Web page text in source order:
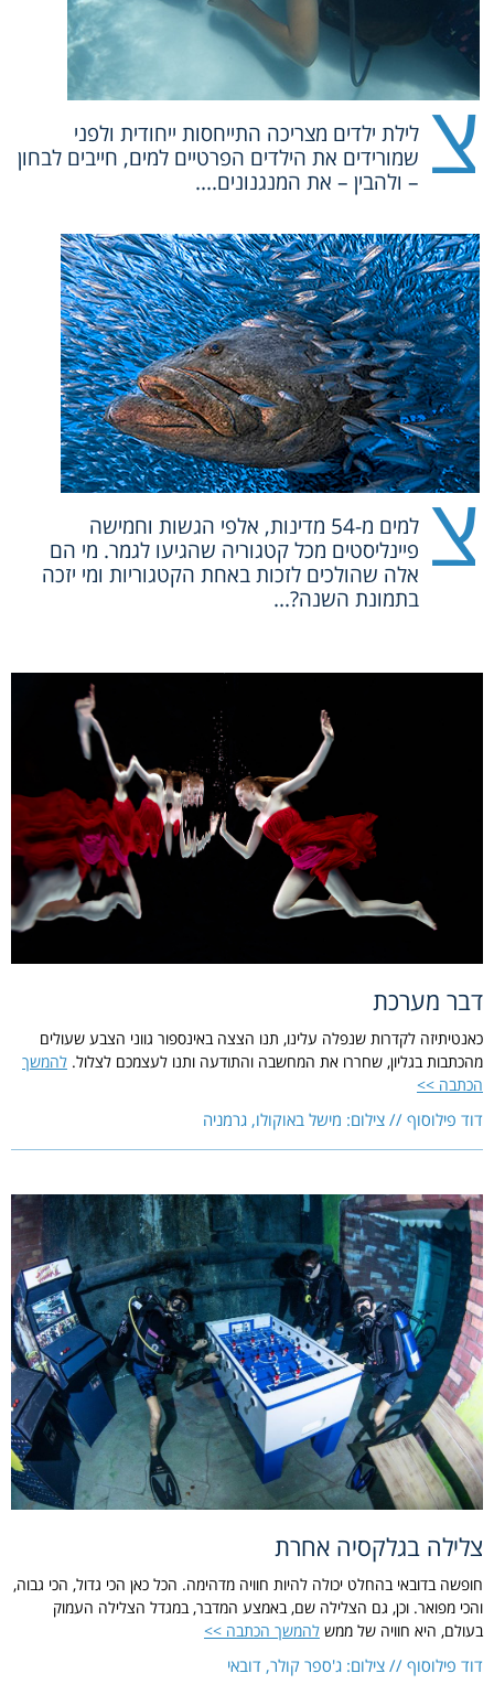
צ לילת ילדים מצריכה התייחסות ייחודית ולפני
שמורידים את הילדים הפרטיים למים, חייבים לבחון
– ולהבין – את המנגנונים....
צ
למים מ-54 מדינות, אלפי הגשות וחמישה
פיינליסטים מכל קטגוריה שהגיעו לגמר. מי הם
אלה שהולכים לזכות באחת הקטגוריות ומי יזכה
בתמונת השנה?...
דבר מערכת
כאנטיתיזה לקדרות שנפלה עלינו, תנו הצצה באינספור גווני הצבע שעולים
מהכתבות בגליון, שחררו את המחשבה והתודעה ותנו לעצמכם לצלול. להמשך
הכתבה >>
דוד פילוסוף // צילום: מישל באוקולו, גרמניה
צלילה בגלקסיה אחרת
חופשה בדובאי בהחלט יכולה להיות חוויה מדהימה. הכל כאן הכי גדול, הכי גבוה,
והכי מפואר. וכן, גם הצלילה שם, באמצע המדבר, במגדל הצלילה העמוק
בעולם, היא חוויה של ממש להמשך הכתבה >>
דוד פילוסוף // צילום: ג'ספר קולר, דובאי